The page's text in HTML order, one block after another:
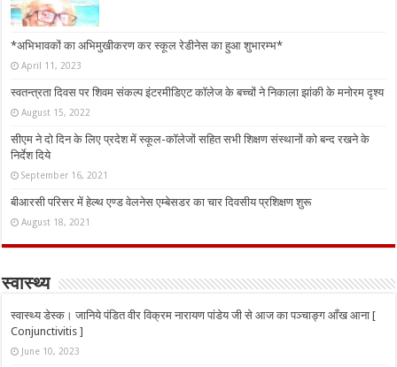
*अभिभावकों का अभिमुखीकरण कर स्कूल रेडीनेस का हुआ शुभारम्भ*
April 11, 2023
स्वतन्त्रता दिवस पर शिवम संकल्प इंटरमीडिएट कॉलेज के बच्चों ने निकाला झांकी के मनोरम दृश्य
August 15, 2022
सीएम ने दो दिन के लिए प्रदेश में स्कूल-कॉलेजों सहित सभी शिक्षण संस्थानों को बन्द रखने के
निर्देश दिये
September 16, 2021
बीआरसी परिसर में हेल्थ एण्ड वेलनेस एम्बेसडर का चार दिवसीय प्रशिक्षण शुरू
August 18, 2021
स्वास्थ्य
स्वास्थ्य डेस्क। जानिये पंडित वीर विक्रम नारायण पांडेय जी से आज का पञ्चाङ्ग आँख आना [
Conjunctivitis ]
June 10, 2023